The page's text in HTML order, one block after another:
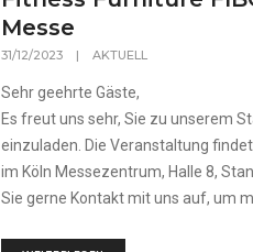
Messe
31/12/2023 |AKTUELL
Sehr geehrte Gäste,
Es freut uns sehr, Sie zu unserem
einzuladen. Die Veranstaltung
im Köln Messezentrum, Halle 8,
Sie gerne Kontakt mit uns auf, um